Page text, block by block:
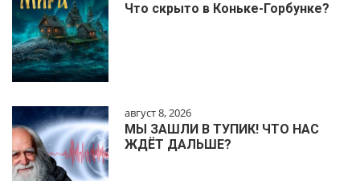
Что скрыто в Коньке-Горбунке?
август 8, 2026
МЫ ЗАШЛИ В ТУПИК! ЧТО НАС
ЖДЁТ ДАЛЬШЕ?